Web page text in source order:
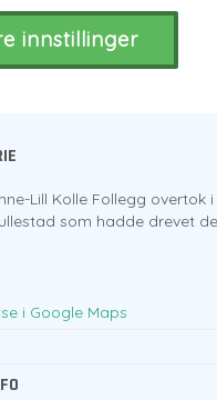
innstillinger
Lill Kolle Follegg overtok
som hadde drevet
i Google Maps